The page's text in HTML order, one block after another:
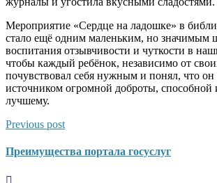
Мероприятие «Сердце на ладошке» в
стало ещё одним маленьким, но значимым
воспитания отзывчивости и чуткости в
чтобы каждый ребёнок, независимо от
почувствовал себя нужным и понял, что он
источником огромной доброты, способной
лучшему.
Previous post
Преимущества портала госуслуг